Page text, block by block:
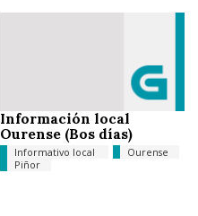
Información local
Ourense (Bos días)
Informativo local
Ourense
Piñor